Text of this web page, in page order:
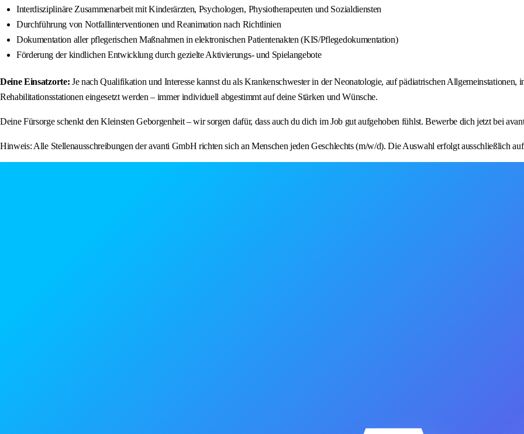
Interdisziplinäre Zusammenarbeit mit Kinderärzten, Psychologen, Physiotherapeuten und Sozialdiensten
Durchführung von Notfallinterventionen und Reanimation nach Richtlinien
Dokumentation aller pflegerischen Maßnahmen in elektronischen Patientenakten (KIS/Pflegedokumentation)
Förderung der kindlichen Entwicklung durch gezielte Aktivierungs- und Spielangebote
Deine Einsatzorte: Je nach Qualifikation und Interesse kannst du als Krankenschwester in der Neonatologie, auf pädiatrischen
Rehabilitationsstationen eingesetzt werden – immer individuell abgestimmt auf deine Stärken und Wünsche.
Deine Fürsorge schenkt den Kleinsten Geborgenheit – wir sorgen dafür, dass auch du dich im Job gut aufgehoben fühlst. Bewerbe dich jetzt bei
Hinweis: Alle Stellenausschreibungen der avanti GmbH richten sich an Menschen jeden Geschlechts (m/w/d). Die Auswahl erfolgt ausschließlich